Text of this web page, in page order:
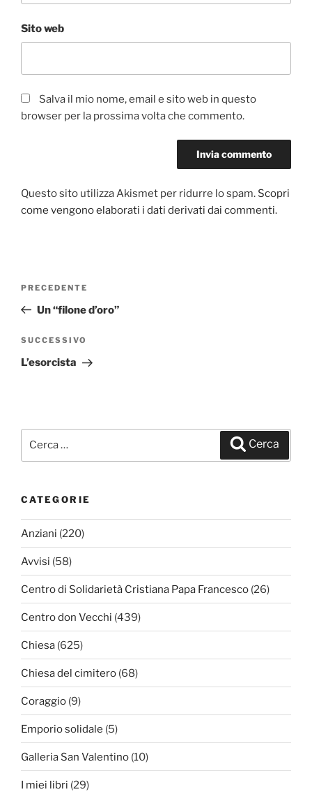
Sito web
Salva il mio nome, email e sito web in questo
browser per la prossima volta che commento.
Questo sito utilizza Akismet per ridurre lo spam. Scopri
come vengono elaborati i dati derivati dai commenti.
Navigazione
Articolo
precedente:
PRECEDENTE
Un “filone d’oro”
Articolo
successivo
SUCCESSIVO
L’esorcista
Cerca:
Cerca
CATEGORIE
Anziani (220)
Avvisi (58)
Centro di Solidarietà Cristiana Papa Francesco (26)
Centro don Vecchi (439)
Chiesa (625)
Chiesa del cimitero (68)
Coraggio (9)
Emporio solidale (5)
Galleria San Valentino (10)
I miei libri (29)